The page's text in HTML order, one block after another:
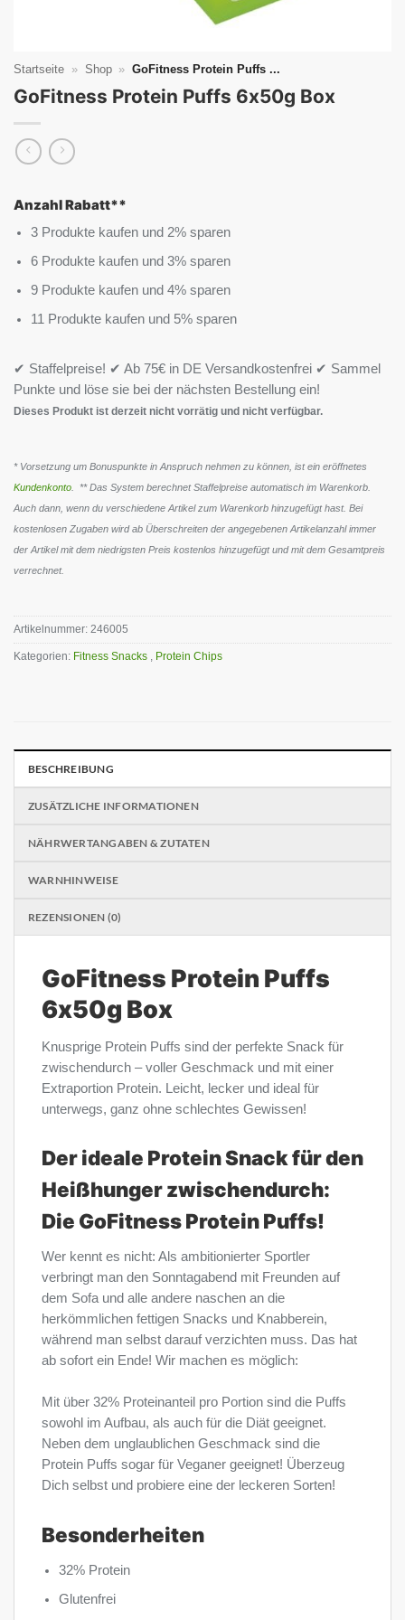
Startseite » Shop » GoFitness Protein Puffs ...
GoFitness Protein Puffs 6x50g Box
Anzahl Rabatt**
3 Produkte kaufen und 2% sparen
6 Produkte kaufen und 3% sparen
9 Produkte kaufen und 4% sparen
11 Produkte kaufen und 5% sparen
✔ Staffelpreise! ✔ Ab 75€ in DE Versandkostenfrei ✔ Sammel
Punkte und löse sie bei der nächsten Bestellung ein!
Dieses Produkt ist derzeit nicht vorrätig und nicht verfügbar.
* Vorsetzung um Bonuspunkte in Anspruch nehmen zu können, ist ein eröffnetes
Kundenkonto . ** Das System berechnet Staffelpreise automatisch im Warenkorb.
Auch dann, wenn du verschiedene Artikel zum Warenkorb hinzugefügt hast. Bei
kostenlosen Zugaben wird ab Überschreiten der angegebenen Artikelanzahl immer
der Artikel mit dem niedrigsten Preis kostenlos hinzugefügt und mit dem Gesamtpreis
verrechnet.
Artikelnummer: 246005
Kategorien: Fitness Snacks , Protein Chips
BESCHREIBUNG
ZUSÄTZLICHE INFORMATIONEN
NÄHRWERTANGABEN & ZUTATEN
WARNHINWEISE
REZENSIONEN (0)
GoFitness Protein Puffs
6x50g Box
Knusprige Protein Puffs sind der perfekte Snack für
zwischendurch – voller Geschmack und mit einer
Extraportion Protein. Leicht, lecker und ideal für
unterwegs, ganz ohne schlechtes Gewissen!
Der ideale Protein Snack für den
Heißhunger zwischendurch:
Die GoFitness Protein Puffs!
Wer kennt es nicht: Als ambitionierter Sportler
verbringt man den Sonntagabend mit Freunden auf
dem Sofa und alle andere naschen an die
herkömmlichen fettigen Snacks und Knabberein,
während man selbst darauf verzichten muss. Das hat
ab sofort ein Ende! Wir machen es möglich:
Mit über 32% Proteinanteil pro Portion sind die Puffs
sowohl im Aufbau, als auch für die Diät geeignet.
Neben dem unglaublichen Geschmack sind die
Protein Puffs sogar für Veganer geeignet! Überzeug
Dich selbst und probiere eine der leckeren Sorten!
Besonderheiten
32% Protein
Glutenfrei